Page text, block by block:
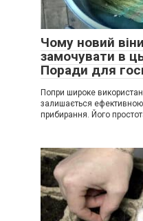
Чому новий
замочувати в
Поради для
Попри широке
залишається
прибирання. Його